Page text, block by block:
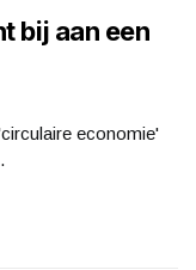
bij aan een
economie'